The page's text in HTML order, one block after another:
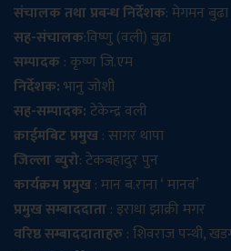
संचालक तथा प्रबन्ध निर्देशक: मेगमन बुढा
सह-संचालक:विष्णु (वली) बुढा
सम्पादक: कृष्ण जि.एम
निर्देशक:भानु जोशी
सह-सम्पादक:टेकेन्द्र वली
क्राईमबिट प्रमुख: सागर थापा
जिल्ला ब्युरो: टेकबहादुर पुन
कार्यक्रम प्रमुख: मान ब.राना ‘ मानव’
प्रमुख सम्बाददाता: इराधा झाक्री मगर
वरिष्ठ सम्बाददाताहरु: शिवराज पन्थी,